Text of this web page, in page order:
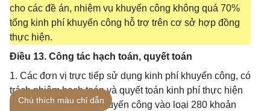
cho các đề án, nhiệm vụ khuyến công không quá 70%
tổng kinh phí khuyến công hỗ trợ trên cơ sở hợp đồng
thực hiện.
Điều 13. Công tác hạch toán, quyết toán
1. Các đơn vị trực tiếp sử dụng kinh phí khuyến công, có
trách nhiệm hạch toán và quyết toán kinh phí thực hiện
các đề án, nhiệm vụ khuyến công vào loại 280 khoản
Chú thích màu chỉ dẫn